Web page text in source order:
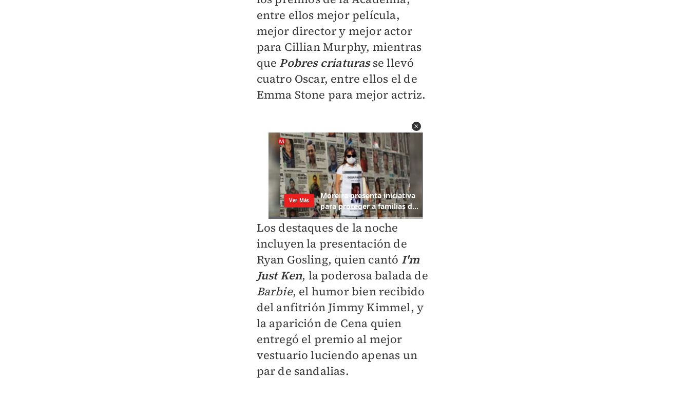
entre ellos mejor película,
mejor director y mejor actor
para Cillian Murphy, mientras
que Pobres criaturasse llevó
cuatro Oscar, entre ellos el de
Emma Stone para mejor actriz.
Los destaques de la noche
incluyen la presentación de
Ryan Gosling, quien cantó I'm
Just Ken, la poderosa balada de
Barbie, el humor bien recibido
del anfitrión Jimmy Kimmel, y
la aparición de Cena quien
entregó el premio al mejor
vestuario luciendo apenas un
par de sandalias.